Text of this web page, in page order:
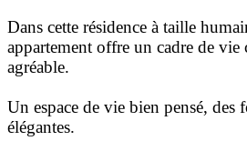
Dans cette résidence à taille
appartement offre un cadre de vie
agréable.
Un espace de vie bien pensé, des
élégantes.